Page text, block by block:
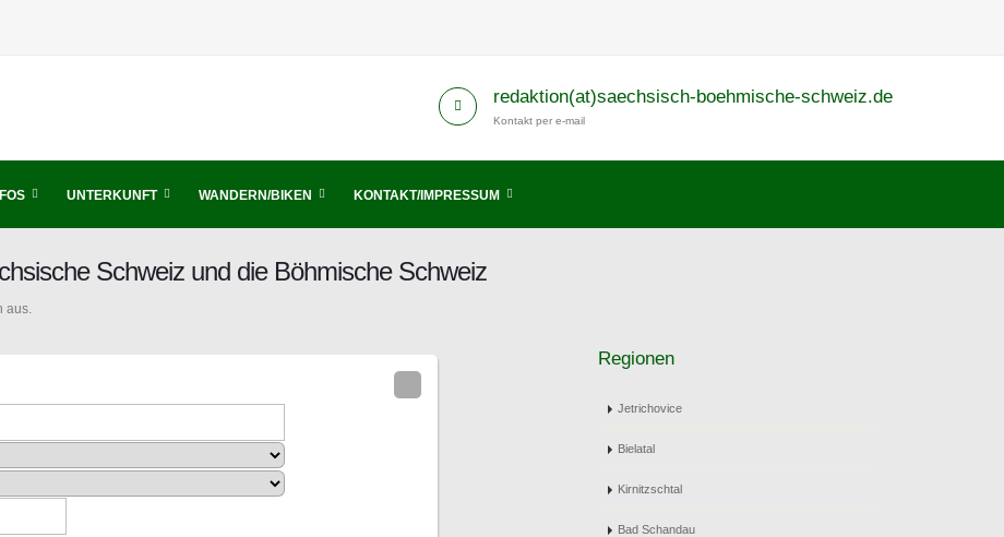
redaktion(at)saechsisch-boehmische-schweiz.de
Kontakt per e-mail
UNTERKUNFT WANDERN/BIKEN KONTAKT/IMPRESSUM
Schweiz und die Böhmische Schweiz
aus.
Regionen
Jetrichovice
Bielatal
Kirnitzschtal
Bad Schandau